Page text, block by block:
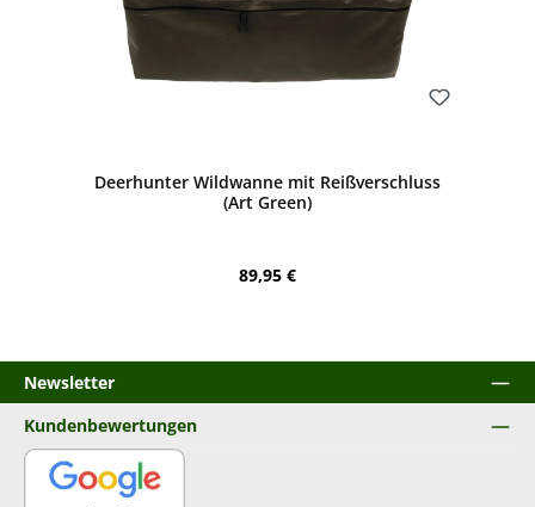
Deerhunter Wildwanne mit Reißverschluss
(Art Green)
Regulärer Preis:
89,95 €
Newsletter
Kundenbewertungen